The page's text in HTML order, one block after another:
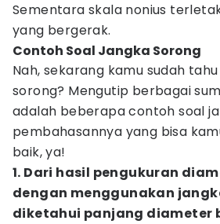
Sementara skala nonius
yang bergerak.
Contoh Soal Jangka Sorong
Nah, sekarang kamu sudah
sorong? Mengutip berbagai
adalah beberapa contoh soal
pembahasannya yang bisa
baik, ya!
1. Dari hasil pengukuran
dengan menggunakan
diketahui panjang diameter